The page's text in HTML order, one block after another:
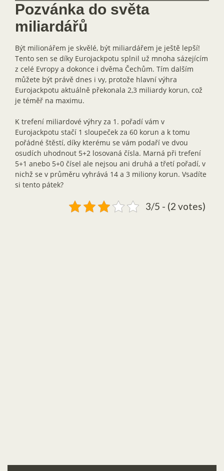
Pozvánka do světa
miliardářů
Být milionářem je skvělé, být miliardářem je ještě lepší!
Tento sen se díky Eurojackpotu splnil už mnoha sázejícím
z celé Evropy a dokonce i dvěma Čechům. Tím dalším
můžete být právě dnes i vy, protože hlavní výhra
Eurojackpotu aktuálně překonala 2,3 miliardy korun, což
je téměř na maximu.
K trefení miliardové výhry za 1. pořadí vám v
Eurojackpotu stačí 1 sloupeček za 60 korun a k tomu
pořádné štěstí, díky kterému se vám podaří ve dvou
osudích uhodnout 5+2 losovaná čísla. Marná při trefení
5+1 anebo 5+0 čísel ale nejsou ani druhá a třetí pořadí, v
nichž se v průměru vyhrává 14 a 3 miliony korun. Vsadíte
si tento pátek?
3/5 - (2 votes)